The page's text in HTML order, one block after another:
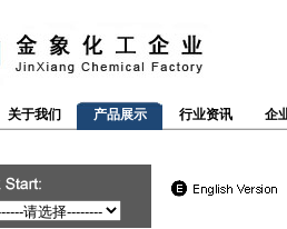
关于我们 产品展示 行业资讯 企